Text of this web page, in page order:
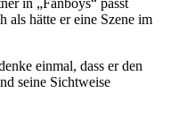
als hätte er eine Szene im
einmal, dass er den
seine Sichtweise